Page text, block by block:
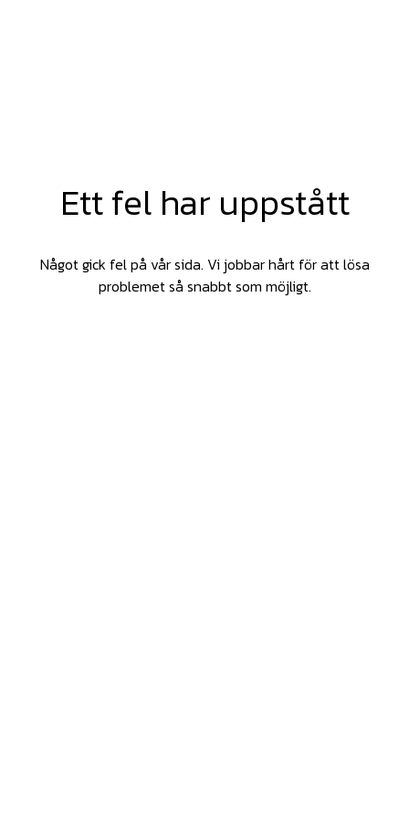
Ett fel har uppstått
Något gick fel på vår sida. Vi jobbar hårt för att lösa
problemet så snabbt som möjligt.